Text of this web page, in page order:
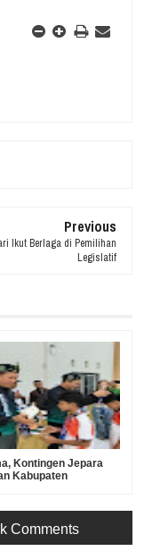
Previous
Ikut Berlaga di Pemilihan
Legislatif
Kontingen Jepara
Kabupaten
Comments